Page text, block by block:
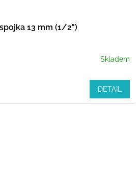
13 mm (1/2")
Skladem
DETAIL